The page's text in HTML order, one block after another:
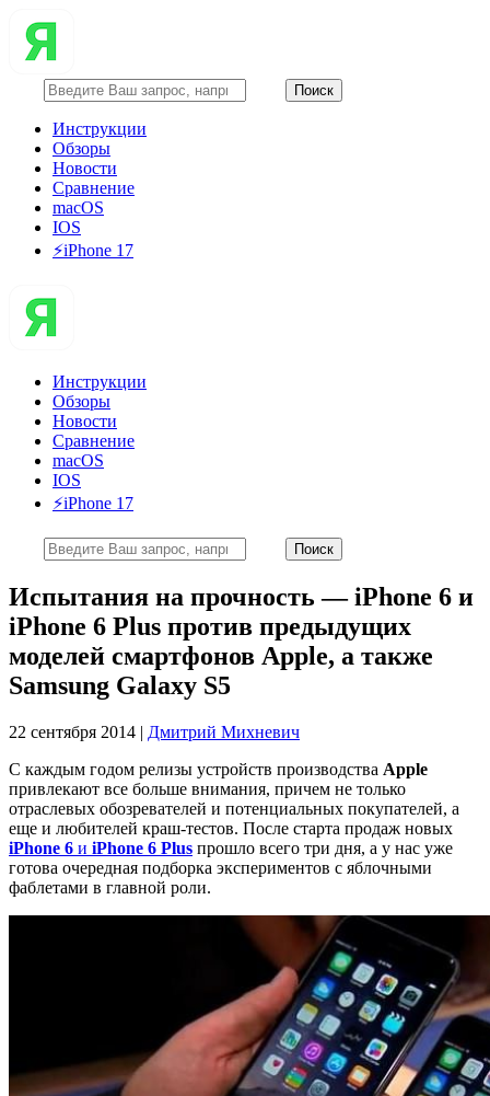
Инструкции
Обзоры
Новости
Сравнение
macOS
IOS
⚡️iPhone 17
Инструкции
Обзоры
Новости
Сравнение
macOS
IOS
⚡️iPhone 17
Испытания на прочность — iPhone 6 и
iPhone 6 Plus против предыдущих
моделей смартфонов Apple, а также
Samsung Galaxy S5
22 сентября 2014 | Дмитрий Михневич
С каждым годом релизы устройств производства Apple
привлекают все больше внимания, причем не только
отраслевых обозревателей и потенциальных покупателей, а
еще и любителей краш-тестов. После старта продаж новых
iPhone 6 и iPhone 6 Plus прошло всего три дня, а у нас уже
готова очередная подборка экспериментов с яблочными
фаблетами в главной роли.